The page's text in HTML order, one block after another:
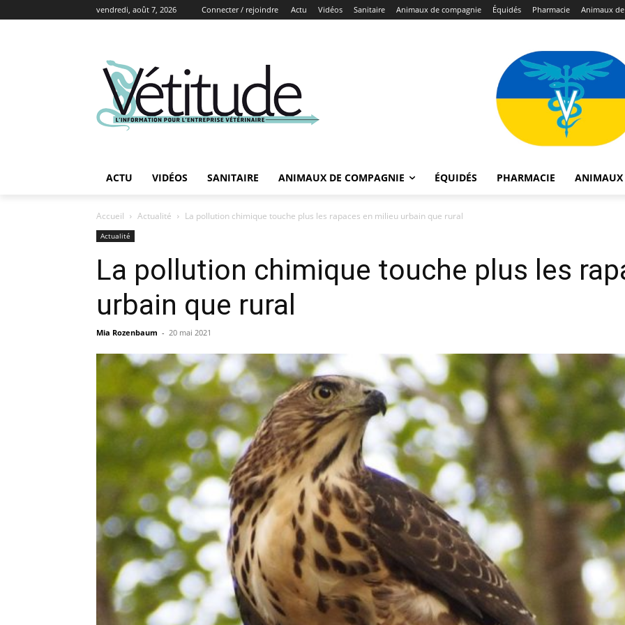
vendredi, août 7, 2026 Connecter / rejoindre Actu Vidéos Sanitaire Animaux de compagnie Équidés Pharmacie Animaux
ACTU VIDÉOS SANITAIRE ANIMAUX DE COMPAGNIE ÉQUIDÉS PHARMACIE ANIMAUX
Accueil Actualité La pollution chimique touche plus les rapaces en milieu urbain que rural
Actualité
La pollution chimique touche plus les
urbain que rural
Mia Rozenbaum - 20 mai 2021